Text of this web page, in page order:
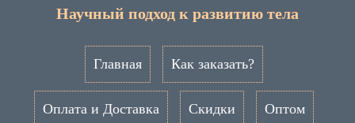
Научный подход к развитию тела
Главная Как заказать?
Оплата и Доставка Скидки Оптом